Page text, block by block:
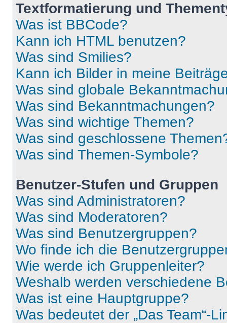
Textformatierung und
Was ist BBCode?
Kann ich HTML benutzen?
Was sind Smilies?
Kann ich Bilder in meine
Was sind globale
Was sind Bekanntmachungen?
Was sind wichtige Themen?
Was sind geschlossene
Was sind Themen-Symbole?
Benutzer-Stufen und Gruppen
Was sind Administratoren?
Was sind Moderatoren?
Was sind Benutzergruppen?
Wo finde ich die
Wie werde ich Gruppenleiter?
Weshalb werden verschiedene
Was ist eine Hauptgruppe?
Was bedeutet der „Das Team“-